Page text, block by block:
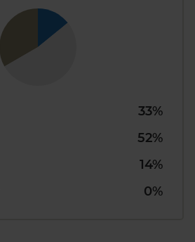
33%
52%
14%
0%